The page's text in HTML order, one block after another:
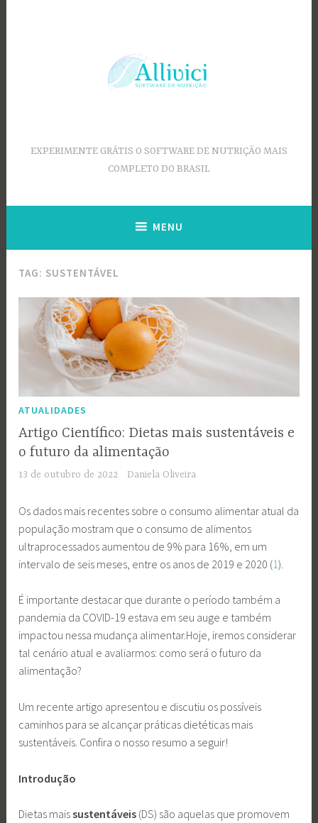
EXPERIMENTE GRÁTIS O SOFTWARE DE NUTRIÇÃO MAIS
COMPLETO DO BRASIL
MENU
TAG: SUSTENTÁVEL
ATUALIDADES
Artigo Científico: Dietas mais sustentáveis e
o futuro da alimentação
13 de outubro de 2022 Daniela Oliveira
Os dados mais recentes sobre o consumo alimentar atual da
população mostram que o consumo de alimentos
ultraprocessados aumentou de 9% para 16%, em um
intervalo de seis meses, entre os anos de 2019 e 2020 (1).
É importante destacar que durante o período também a
pandemia da COVID-19 estava em seu auge e também
impactou nessa mudança alimentar.Hoje, iremos considerar
tal cenário atual e avaliarmos: como será o futuro da
alimentação?
Um recente artigo apresentou e discutiu os possíveis
caminhos para se alcançar práticas dietéticas mais
sustentáveis. Confira o nosso resumo a seguir!
Introdução
Dietas maissustentáveis (DS) são aquelas que promovem